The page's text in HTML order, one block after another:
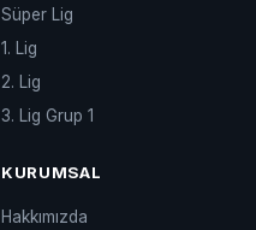
Süper Lig
1. Lig
2. Lig
3. Lig Grup 1
KURUMSAL
Hakkımızda